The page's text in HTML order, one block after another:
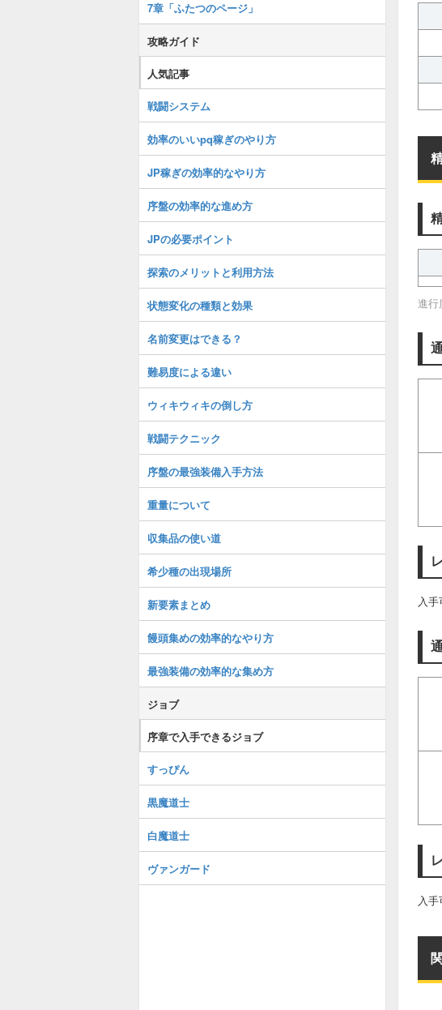
進
入
入
7章「ふたつのページ」
攻略ガイド
人気記事
戦闘システム
効率のいいpq稼ぎのやり方
JP稼ぎの効率的なやり方
序盤の効率的な進め方
JPの必要ポイント
探索のメリットと利用方法
状態変化の種類と効果
名前変更はできる？
難易度による違い
ウィキウィキの倒し方
戦闘テクニック
序盤の最強装備入手方法
重量について
収集品の使い道
希少種の出現場所
新要素まとめ
饅頭集めの効率的なやり方
最強装備の効率的な集め方
ジョブ
序章で入手できるジョブ
すっぴん
黒魔道士
白魔道士
ヴァンガード